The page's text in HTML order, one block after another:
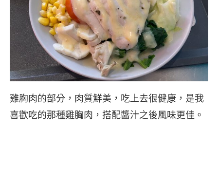
雞胸肉的部分，肉質鮮美，吃上去很健康，是我
喜歡吃的那種雞胸肉，搭配醬汁之後風味更佳。